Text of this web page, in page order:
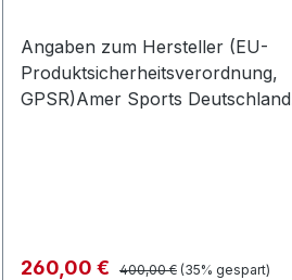
Angaben zum Hersteller (EU-
Produktsicherheitsverordnung,
GPSR)Amer Sports Deutschland
Verkaufspreis:
260,00 € Regulärer Preis:
400,00 € (35% gespart)